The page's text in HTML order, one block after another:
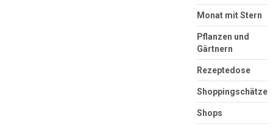
Monat mit Stern
Pflanzen und
Gärtnern
Rezeptedose
Shoppingschätze
Shops